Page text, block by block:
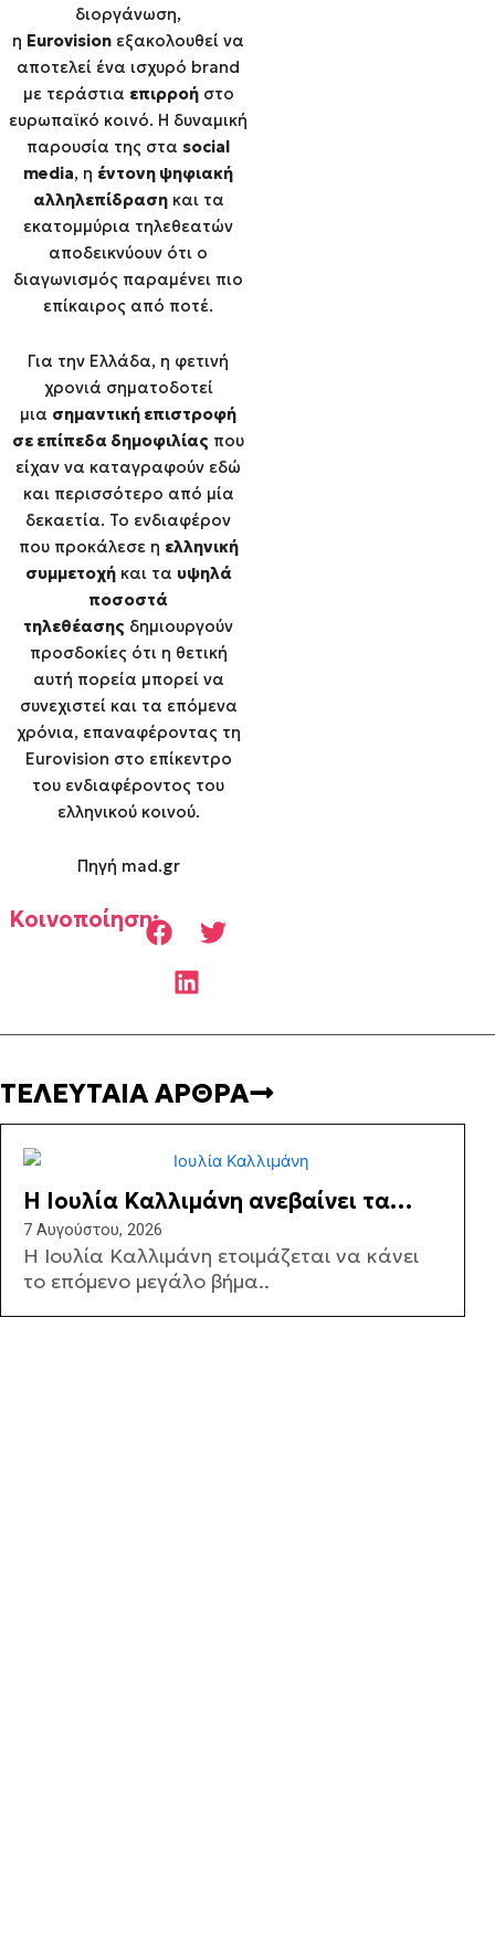
διοργάνωση,
η Eurovision εξακολουθεί να
αποτελεί ένα ισχυρό brand
με τεράστια επιρροήστο
ευρωπαϊκό κοινό. Η δυναμική
παρουσία της στα social
media, η έντονη ψηφιακή
αλληλεπίδρασηκαι τα
εκατομμύρια τηλεθεατών
αποδεικνύουν ότι ο
διαγωνισμός παραμένει πιο
επίκαιρος από ποτέ.
Για την Ελλάδα, η φετινή
χρονιά σηματοδοτεί
μια σημαντική επιστροφή
σε επίπεδα δημοφιλίας που
είχαν να καταγραφούν εδώ
και περισσότερο από μία
δεκαετία. Το ενδιαφέρον
που προκάλεσε η ελληνική
συμμετοχήκαι τα υψηλά
ποσοστά
τηλεθέασης δημιουργούν
προσδοκίες ότι η θετική
αυτή πορεία μπορεί να
συνεχιστεί και τα επόμενα
χρόνια, επαναφέροντας τη
Eurovision στο επίκεντρο
του ενδιαφέροντος του
ελληνικού κοινού.
Πηγή mad.gr
Κοινοποίηση:
ΤΕΛΕΥΤΑΙΑ ΑΡΘΡΑ
Η Ιουλία Καλλιμάνη ανεβαίνει τα
σκαλιά της εκκλησίας – Όλες οι
λεπτομέρειες
7 Αυγούστου, 2026
Η Ιουλία Καλλιμάνη ετοιμάζεται να κάνει
το επόμενο μεγάλο βήμα..